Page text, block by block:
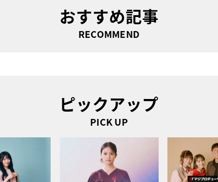
おすすめ記事
RECOMMEND
ピックアップ
PICK UP